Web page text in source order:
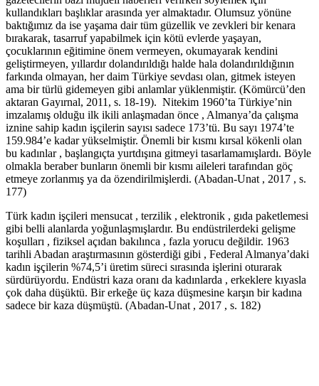
kullandıkları başlıklar arasında yer almaktadır. Olumsuz yönüne
baktığımız da ise yaşama dair tüm güzellik ve zevkleri bir kenara
bırakarak, tasarruf yapabilmek için kötü evlerde yaşayan,
çocuklarının eğitimine önem vermeyen, okumayarak kendini
geliştirmeyen, yıllardır dolandırıldığı halde hala dolandırıldığının
farkında olmayan, her daim Türkiye sevdası olan, gitmek isteyen
ama bir türlü gidemeyen gibi anlamlar yüklenmiştir. (Kömürcü’den
aktaran Gayırnal, 2011, s. 18-19). Nitekim 1960’ta Türkiye’nin
imzalamış olduğu ilk ikili anlaşmadan önce , Almanya’da çalışma
iznine sahip kadın işçilerin sayısı sadece 173’tü. Bu sayı 1974’te
159.984’e kadar yükselmiştir. Önemli bir kısmı kırsal kökenli olan
bu kadınlar , başlangıçta yurtdışına gitmeyi tasarlamamışlardı. Böyle
olmakla beraber bunların önemli bir kısmı aileleri tarafından göç
etmeye zorlanmış ya da özendirilmişlerdi. (Abadan-Unat , 2017 , s.
177)
Türk kadın işçileri mensucat , terzilik , elektronik , gıda paketlemesi
gibi belli alanlarda yoğunlaşmışlardır. Bu endüstrilerdeki gelişme
koşulları , fiziksel açıdan bakılınca , fazla yorucu değildir. 1963
tarihli Abadan araştırmasının gösterdiği gibi , Federal Almanya’daki
kadın işçilerin %74,5’i üretim süreci sırasında işlerini oturarak
sürdürüyordu. Endüstri kaza oranı da kadınlarda , erkeklere kıyasla
çok daha düşüktü. Bir erkeğe üç kaza düşmesine karşın bir kadına
sadece bir kaza düşmüştü. (Abadan-Unat , 2017 , s. 182)